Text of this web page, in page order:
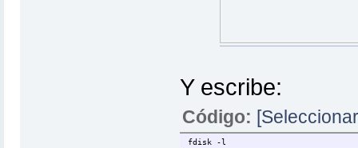
Y escribe:
Código:
fdisk -l